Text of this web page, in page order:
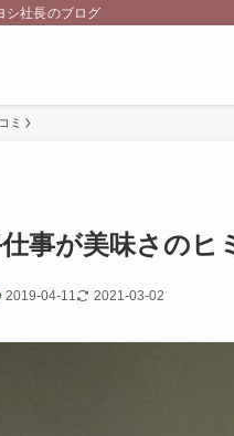
シ社長のブログ
ミ
事が美味さのヒ
2019-04-11 2021-03-02